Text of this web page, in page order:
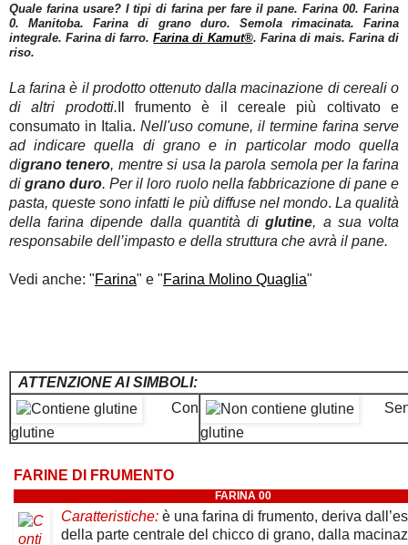
Quale farina usare? I tipi di farina per fare il pane. Farina 00. Farina
0. Manitoba. Farina di grano duro. Semola rimacinata. Farina
integrale. Farina di farro.Farina di Kamut®. Farina di mais. Farina di
riso.
La farina è il prodotto ottenuto dalla macinazione di cereali o
di altri prodotti. Il frumento è il cereale più coltivato e
consumato in Italia. Nell'uso comune, il termine farina serve
ad indicare quella di grano e in particolar modo quella
digrano tenero, mentre si usa la parola semola per la farina
digrano duro. Per il loro ruolo nella fabbricazione di pane e
pasta, queste sono infatti le più diffuse nel mondo. La qualità
della farina dipende dalla quantità diglutine, a sua volta
responsabile dell’impasto e della struttura che avrà il pane.
Vedi anche: "Farina" e "Farina Molino Quaglia"
ATTENZIONE AI SIMBOLI:
Con
glutine
glutine
FARINE DI FRUMENTO
FARINA 00
Caratteristiche: è una farina di frumento, deriva
della parte centrale del chicco di grano, dalla